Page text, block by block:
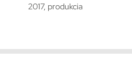
2017, produkcia